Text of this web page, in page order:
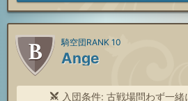
Ange
騎空団RANK 10
入団条件: 古戦場問わず一緒